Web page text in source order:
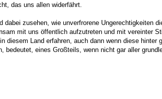
das uns allen widerfährt.
zusehen, wie unverfrorene Ungerechtigkeiten
mit uns öffentlich aufzutreten und mit vereinter
Land erfahren, auch dann wenn diese
eines Großteils, wenn nicht gar aller